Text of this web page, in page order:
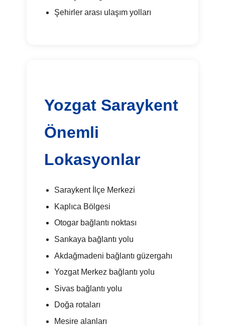
Şehirler arası ulaşım yolları
Yozgat Saraykent
Önemli
Lokasyonlar
Saraykent İlçe Merkezi
Kaplıca Bölgesi
Otogar bağlantı noktası
Sarıkaya bağlantı yolu
Akdağmadeni bağlantı güzergahı
Yozgat Merkez bağlantı yolu
Sivas bağlantı yolu
Doğa rotaları
Mesire alanları